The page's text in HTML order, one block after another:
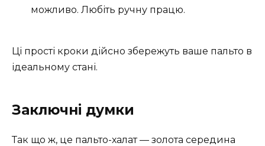
можливо. Любіть ручну працю.
Ці прості кроки дійсно збережуть ваше пальто в
ідеальному стані.
Заключні думки
Так що ж, це пальто-халат — золота середина